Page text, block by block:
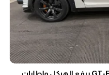
الوحش جودزيلا: تعديل نيسان GT-R برفع الهيكل وإطارات